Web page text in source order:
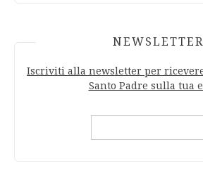
NEWSLETTER
Iscriviti alla newsletter per
Santo Padre sulla tua